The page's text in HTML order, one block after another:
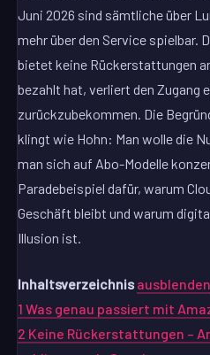
Juni 2026 sind sämtliche über
mehr über den Service spielbar.
bietet keine Rückerstattungen
bezahlt hat, verliert den Zugang
zurückzubekommen. Die
klingt wie Hohn: Man wolle die
man sich auf Abo-Modelle
Paradebeispiel dafür, warum
Geschäft bleibt und warum
Illusion ist.
Inhaltsverzeichnis ausblenden
1 Was genau passiert mit
2 Keine Rückerstattungen –